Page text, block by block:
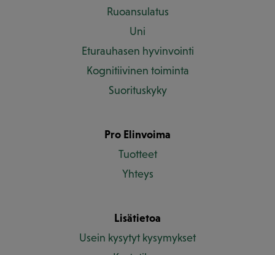
Ruoansulatus
Uni
Eturauhasen hyvinvointi
Kognitiivinen toiminta
Suorituskyky
Pro Elinvoima
Tuotteet
Yhteys
Lisätietoa
Usein kysytyt kysymykset